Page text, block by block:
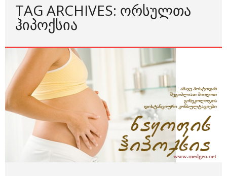
TAG ARCHIVES: ᲝᲠᲡᲣᲚᲗᲐ
ᲰᲘᲞᲝᲥᲡᲘᲐ